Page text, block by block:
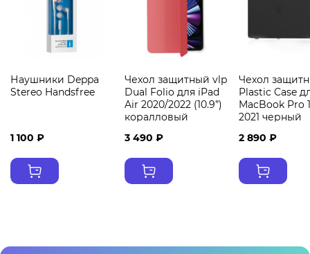
Наушники Deppa
Stereo Handsfree
1 100 ₽
Чехол защитный vlp
Dual Folio для iPad
Air 2020/2022 (10.9”)
коралловый
3 490 ₽
Чехол
Plastic Case
MacBook Pro
2021 черный
2 890 ₽